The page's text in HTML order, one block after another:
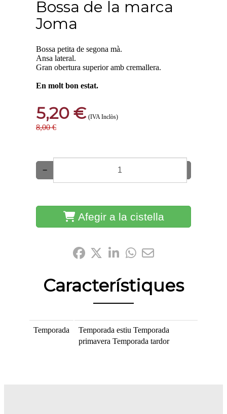
Bossa de la marca
Joma
Bossa petita de segona mà.
Ansa lateral.
Gran obertura superior amb cremallera.
En molt bon estat.
5,20 € (IVA Inclòs)
8,00 €
−
Afegir a la cistella
Característiques
Temporada Temporada estiu Temporada
primavera Temporada tardor